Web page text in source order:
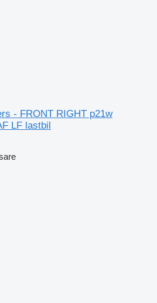
- FRONT RIGHT p21w
LF lastbil